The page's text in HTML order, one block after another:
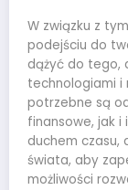
W związku z
podejściu do
dążyć do tego,
technologiami i
potrzebne są
finansowe, jak i
duchem czasu,
świata, aby
możliwości